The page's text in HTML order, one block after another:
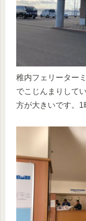
稚内フェリーター
でこじんまりして
方が大きいです。1